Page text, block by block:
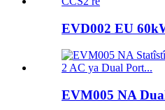
EVD002 EU
EVM005 NA